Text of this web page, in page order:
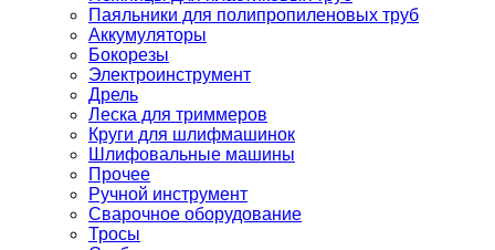
Паяльники для полипропиленовых труб
Аккумуляторы
Бокорезы
Электроинструмент
Дрель
Леска для триммеров
Круги для шлифмашинок
Шлифовальные машины
Прочее
Ручной инструмент
Сварочное оборудование
Тросы